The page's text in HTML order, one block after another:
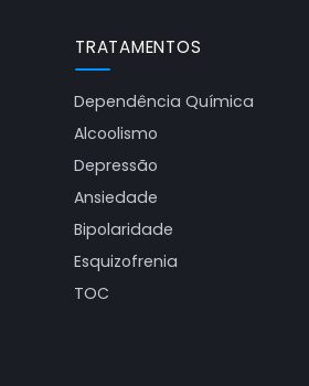
TRATAMENTOS
Dependência Química
Alcoolismo
Depressão
Ansiedade
Bipolaridade
Esquizofrenia
TOC